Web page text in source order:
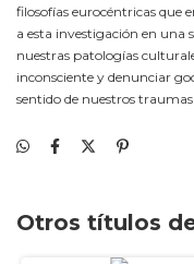
filosofías eurocéntricas que
a esta investigación en una
nuestras patologías
inconsciente y denunciar
sentido de nuestros traumas
Otros títulos